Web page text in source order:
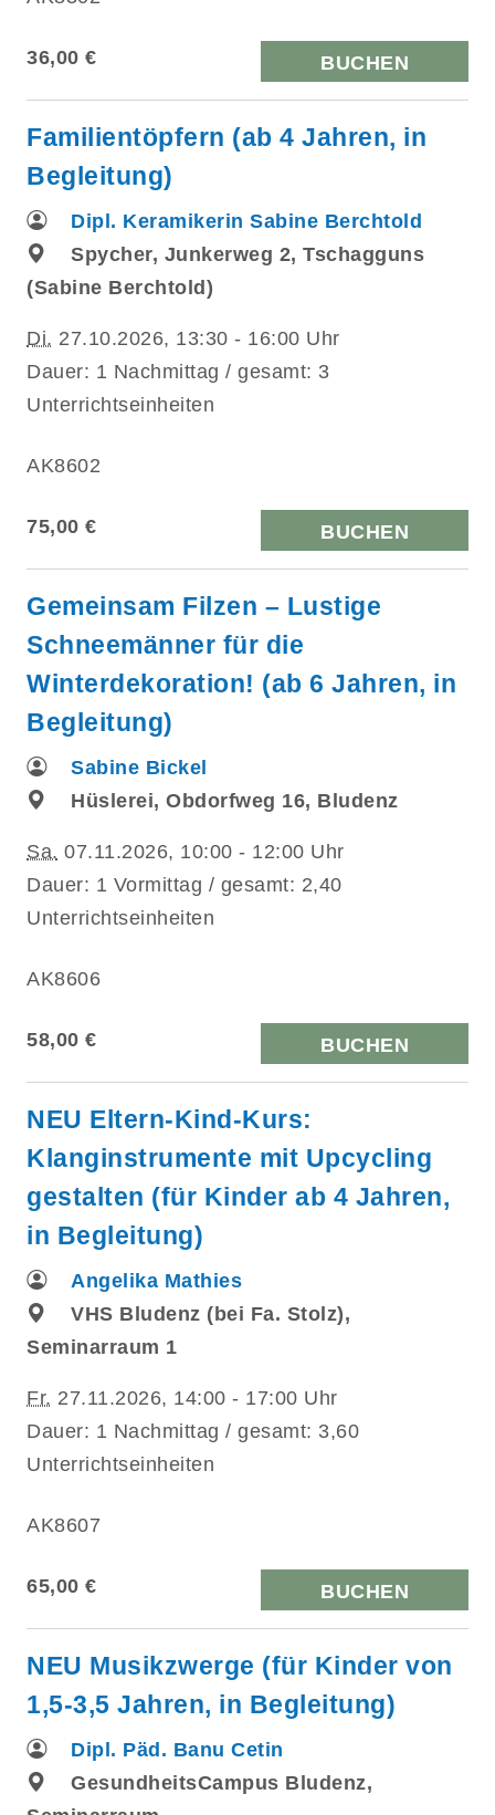
36,00 € BUCHEN
Familientöpfern (ab 4 Jahren, in
Begleitung)
Dipl. Keramikerin Sabine Berchtold
Spycher, Junkerweg 2, Tschagguns
(Sabine Berchtold)
Di. 27.10.2026, 13:30 - 16:00 Uhr
Dauer: 1 Nachmittag / gesamt: 3
Unterrichtseinheiten
AK8602
75,00 € BUCHEN
Gemeinsam Filzen – Lustige
Schneemänner für die
Winterdekoration! (ab 6 Jahren, in
Begleitung)
Sabine Bickel
Hüslerei, Obdorfweg 16, Bludenz
Sa. 07.11.2026, 10:00 - 12:00 Uhr
Dauer: 1 Vormittag / gesamt: 2,40
Unterrichtseinheiten
AK8606
58,00 € BUCHEN
NEU Eltern-Kind-Kurs:
Klanginstrumente mit Upcycling
gestalten (für Kinder ab 4 Jahren,
in Begleitung)
Angelika Mathies
VHS Bludenz (bei Fa. Stolz),
Seminarraum 1
Fr. 27.11.2026, 14:00 - 17:00 Uhr
Dauer: 1 Nachmittag / gesamt: 3,60
Unterrichtseinheiten
AK8607
65,00 € BUCHEN
NEU Musikzwerge (für Kinder von
1,5-3,5 Jahren, in Begleitung)
Dipl. Päd. Banu Cetin
GesundheitsCampus Bludenz,